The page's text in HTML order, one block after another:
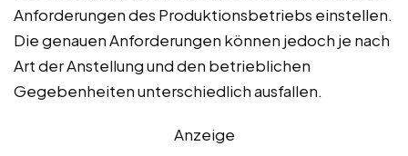
Anforderungen des Produktionsbetriebs einstellen.
Die genauen Anforderungen können jedoch je nach
Art der Anstellung und den betrieblichen
Gegebenheiten unterschiedlich ausfallen.
Anzeige